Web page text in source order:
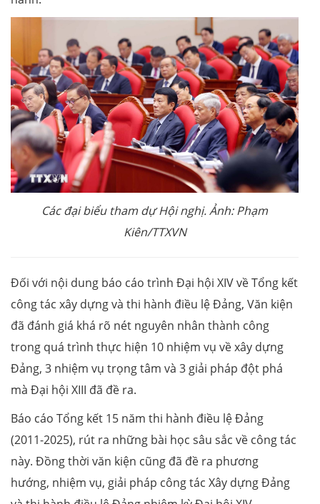
Các đại biểu tham dự Hội nghị. Ảnh: Phạm
Kiên/TTXVN
Đối với nội dung báo cáo trình Đại hội XIV về Tổng kết
công tác xây dựng và thi hành điều lệ Đảng, Văn kiện
đã đánh giá khá rõ nét nguyên nhân thành công
trong quá trình thực hiện 10 nhiệm vụ về xây dựng
Đảng, 3 nhiệm vụ trọng tâm và 3 giải pháp đột phá
mà Đại hội XIII đã đề ra.
Báo cáo Tổng kết 15 năm thi hành điều lệ Đảng
(2011-2025), rút ra những bài học sâu sắc về công tác
này. Đồng thời văn kiện cũng đã đề ra phương
hướng, nhiệm vụ, giải pháp công tác Xây dựng Đảng